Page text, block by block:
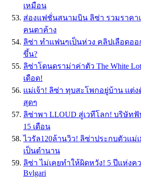
เหมือน
ส่องแฟชั่นสนามบิน ลิซ่า รวมราค
คนตาค้าง
ลิซ่า ทำเเฟนๆเป็นห่วง คลิปเลือดออ
ขึ้น?
ลิซ่าโดนดราม่าค่าตัว The White
เดือด!
เเม่เจ้า! ลิซ่า ทุบสะโพกอยู่บ้าน เเต่
สุดๆ
ลิซ่าพา LLOUD สู่เวทีโลก! บริษัทฟั
15 เดือน
ไวรัล120ล้านวิว! ลิซ่าประกบตัวเเ
เป็นตำนาน
ลิซ่า ไม่เคยทำให้ผิดหวัง! 5 ปีแห่งค
Bvlgari